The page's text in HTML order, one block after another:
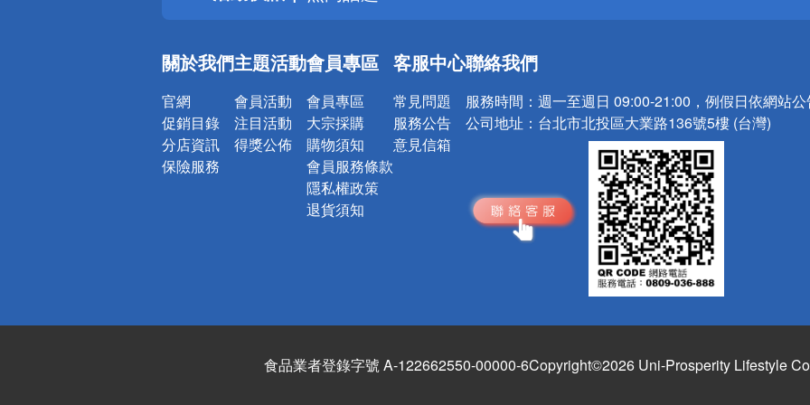
銀行優惠
詐騙網頁！請小心！
關於我們
官網
促銷目錄
分店資訊
保險服務
主題活動
會員活動
注目活動
得獎公佈
會員專區
會員專區
大宗採購
購物須知
會員服務條款
隱私權政策
退貨須知
客服中心
常見問題
服務公告
意見信箱
聯絡我們
服務時間： 週一至週日 09:00-21:00，例假日依網站
公司地址： 台北市北投區大業路136號5樓 (台灣)
食品業者登錄字號 A-122662550-00000-6Copyright©2026 Uni-Prosperity Lifestyle